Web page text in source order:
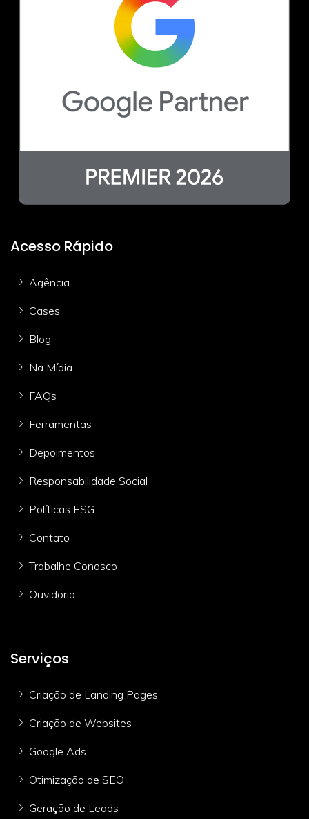
Acesso Rápido
Agência
Cases
Blog
Na Mídia
FAQs
Ferramentas
Depoimentos
Responsabilidade Social
Políticas ESG
Contato
Trabalhe Conosco
Ouvidoria
Serviços
Criação de Landing Pages
Criação de Websites
Google Ads
Otimização de SEO
Geração de Leads